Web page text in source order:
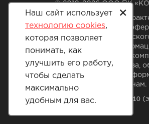
© 2010-2026 ООО ПК
Сайт носит информационный
условиях не является публичной
положением статьи 437
получения актуальной
стоимости указанных проектов,
производства и строительства,
специалистам отдела продаж по
или по телефонам.
Тюмень, улица Павла Шарова, /10
+
Наш сайт использует
технологию cookies,
которая позволяет
понимать, как
улучшить его работу,
чтобы сделать
максимально
удобным для вас.